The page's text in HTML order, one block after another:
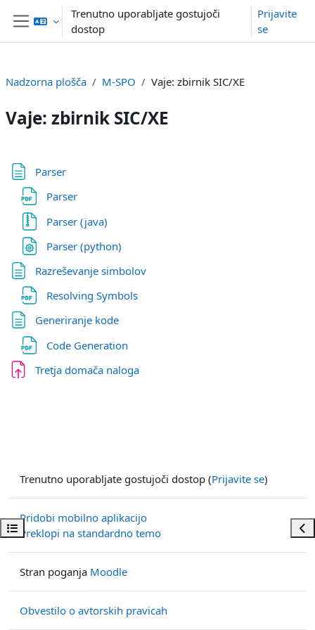
Preskoči na glavno vsebino
Stransko polje
Trenutno uporabljate gostujoči
dostop
Prijavite
se
Odpri kazalo predmeta
Nadzorna plošča M-SPO Vaje: zbirnik SIC/XE
Vaje: zbirnik SIC/XE
Osnutek odseka
ParserStran
Parser
Parser (java)
Parser (python)
Razreševanje simbolovStran
Resolving Symbols
Generiranje kodeStran
Code Generation
Tretja domača naloga
Trenutno uporabljate gostujoči dostop (Prijavite se)
Pridobi mobilno aplikacijo
Preklopi na standardno temo
Stran poganja Moodle
Obvestilo o avtorskih pravicah